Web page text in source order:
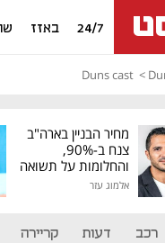
24/7 באזז
Duns cast
מחיר הבניין בארה"ב
צנח ב-90%,
והחלומות על תשואה
גבוהה התנפצו
אלמוג עזר
רכב דעות קריירה